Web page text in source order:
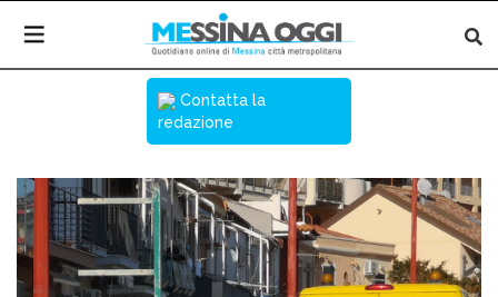
Contatta la
redazione